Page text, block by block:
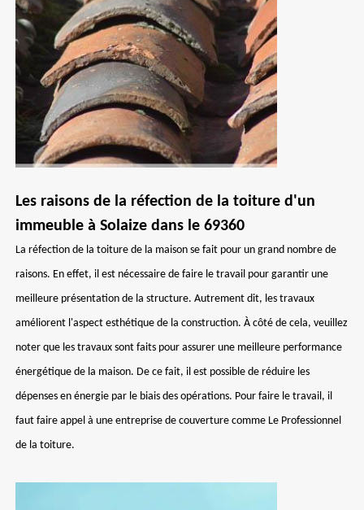
Les raisons de la réfection de la toiture d'un
immeuble à Solaize dans le 69360
La réfection de la toiture de la maison se fait pour un grand nombre de
raisons. En effet, il est nécessaire de faire le travail pour garantir une
meilleure présentation de la structure. Autrement dit, les travaux
améliorent l'aspect esthétique de la construction. À côté de cela, veuillez
noter que les travaux sont faits pour assurer une meilleure performance
énergétique de la maison. De ce fait, il est possible de réduire les
dépenses en énergie par le biais des opérations. Pour faire le travail, il
faut faire appel à une entreprise de couverture comme Le Professionnel
de la toiture.